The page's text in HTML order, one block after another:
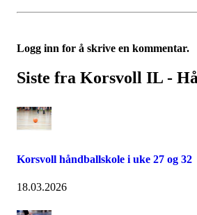
Logg inn for å skrive en kommentar.
Siste fra Korsvoll IL -
Korsvoll håndballskole i uke 27 og 32
18.03.2026